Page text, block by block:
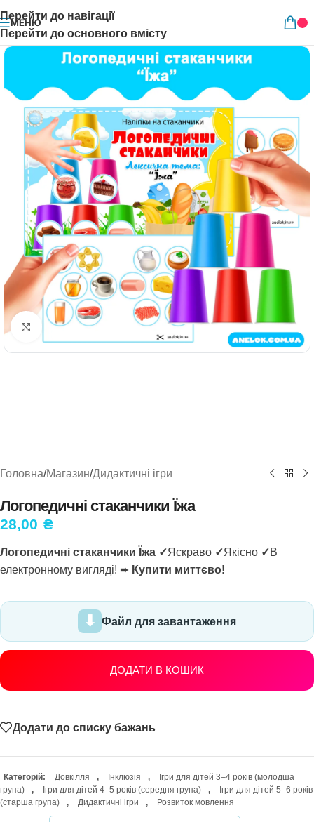
Перейти до навігації
Перейти до основного вмісту
МЕНЮ
Натисніть, щоб збільшити
Головна/Магазин/Дидактичні ігри
Логопедичні стаканчики Їжа
28,00 ₴
Логопедичні стаканчики Їжа ✓Яскраво ✓Якісно ✓В
електронному вигляді! ➨ Купити миттєво!
Файл для завантаження
ДОДАТИ В КОШИК
Додати до списку бажань
Категорій: Довкілля , Інклюзія ,
Ігри для дітей 3–4 років (молодша
група)
, Ігри для дітей 4–5 років (середня група) ,
Ігри для дітей 5–6 років
(старша група)
, Дидактичні ігри , Розвиток мовлення